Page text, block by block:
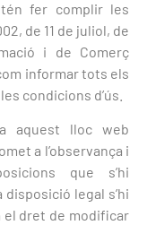
fer complir les
de 11 de juliol, de
i de Comerç
informar tots els
condicions d’ús.
aquest lloc web
a l’observança i
que s’hi
legal s’hi
el dret de modificar